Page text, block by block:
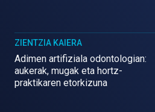
ZIENTZIA KAIERA
Adimen artifiziala odontologian:
aukerak, mugak eta hortz-
praktikaren etorkizuna